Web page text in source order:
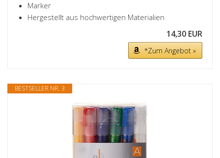
Marker
Hergestellt aus hochwertigen Materialien
14,30 EUR
*Zum Angebot »
BESTSELLER NR. 3